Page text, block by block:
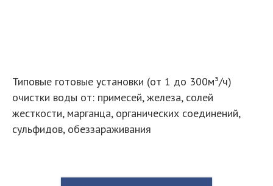
Типовые готовые установки (от 1 до 300м³/ч)
очистки воды от: примесей, железа, солей
жесткости, марганца, органических соединений,
сульфидов, обеззараживания